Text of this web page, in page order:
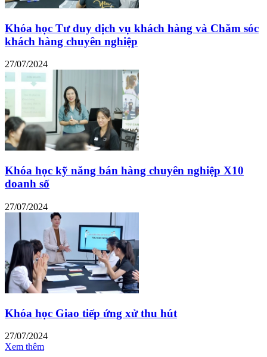
Khóa học Tư duy dịch vụ khách hàng và Chăm sóc
khách hàng chuyên nghiệp
27/07/2024
Khóa học kỹ năng bán hàng chuyên nghiệp X10
doanh số
27/07/2024
Khóa học Giao tiếp ứng xử thu hút
27/07/2024
Xem thêm